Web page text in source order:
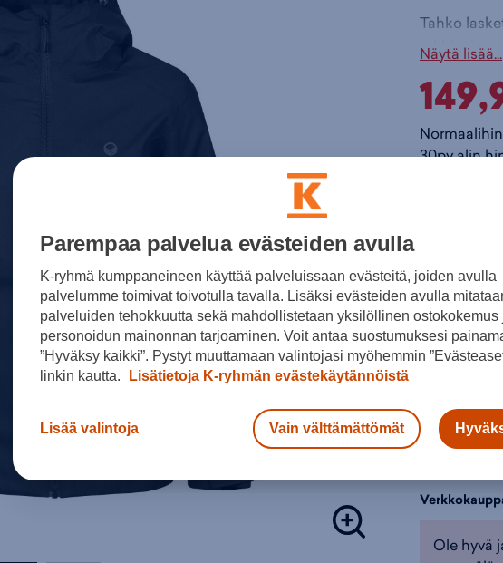
Tahko
takki talven
aktiiviseen
Takissa
lämmin
tarvittavat
Ihoa
ulkoilutakit ,
Näytä lisää...
30pv alin
Musta
Valitse
Tarkista
Ole hyvä
Parempaa palvelua evästeiden avulla
K-ryhmä kumppaneineen käyttää palveluissaan evästeitä, joiden avulla
palvelumme toimivat toivotulla tavalla. Lisäksi evästeiden avulla
palveluiden tehokkuutta sekä mahdollistetaan yksilöllinen ostokokemus
personoidun mainonnan tarjoaminen. Voit antaa suostumuksesi
”Hyväksy kaikki”. Pystyt muuttamaan valintojasi myöhemmin
linkin kautta.
Lisätietoja K-ryhmän evästekäytännöistä
Lisää valintoja Vain välttämättömät